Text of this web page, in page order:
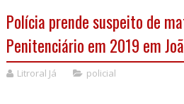
Polícia prende suspeito de
Penitenciário em 2019 em
Litroral Já policial